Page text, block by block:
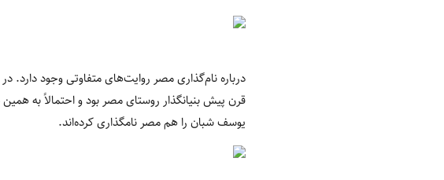
درباره نام‌گذاری مصر روایت‌های متفاوتی وجود
قرن پیش بنیانگذار روستای مصر بود و احتمالاً به
یوسف شبان را هم مصر نامگذاری کرده‌اند.